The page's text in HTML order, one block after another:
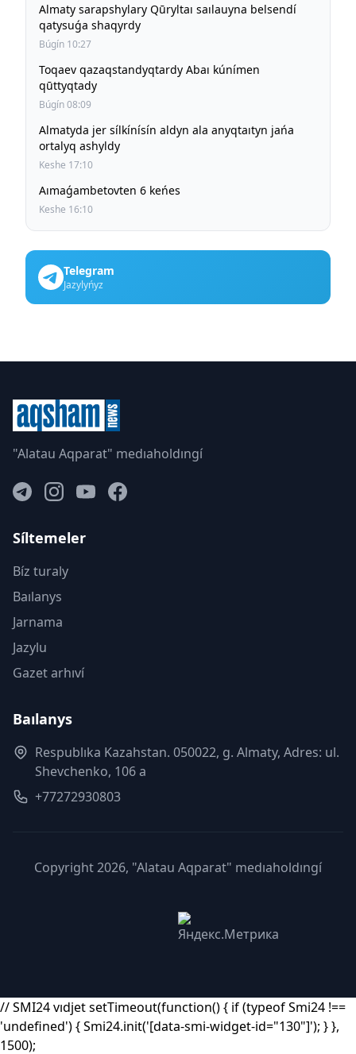
Almaty sarapshylary Qūryltaı saılauyna belsendí
qatysuǵa shaqyrdy
Búgín 10:27
Toqaev qazaqstandyqtardy Abaı kúnímen
qūttyqtady
Búgín 08:09
Almatyda jer sílkínísín aldyn ala anyqtaıtyn jańa
ortalyq ashyldy
Keshe 17:10
Aımaǵambetovten 6 keńes
Keshe 16:10
Telegram
Jazylyńyz
"Alatau Aqparat" medıaholdıngí
Síltemeler
Bíz turaly
Baılanys
Jarnama
Jazylu
Gazet arhıví
Baılanys
Respublıka Kazahstan. 050022, g. Almaty, Adres: ul.
Shevchenko, 106 a
+77272930803
Copyright 2026, "Alatau Aqparat" medıaholdıngí
// SMI24 vıdjet setTimeout(function() { if (typeof Smi24 !==
'undefined') { Smi24.init('[data-smi-widget-id="130"]'); } },
1500);